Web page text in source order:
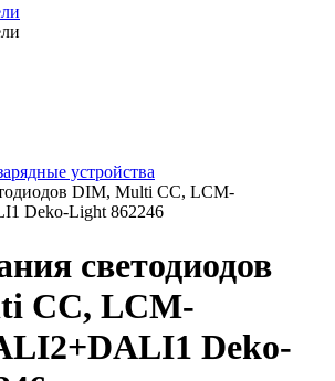
устройства
DIM, Multi CC, LCM-
Deko-Light 862246
светодиодов
CC, LCM-
Deko-